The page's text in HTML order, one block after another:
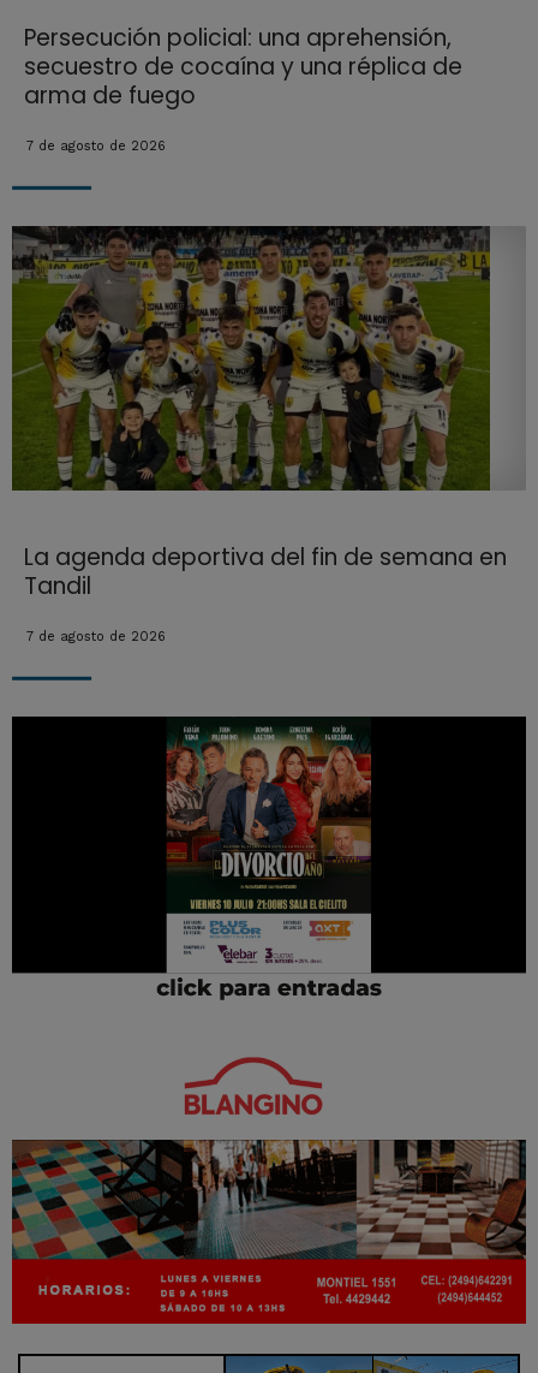
Persecución policial: una aprehensión,
secuestro de cocaína y una réplica de
arma de fuego
7 de agosto de 2026
La agenda deportiva del fin de semana en
Tandil
7 de agosto de 2026